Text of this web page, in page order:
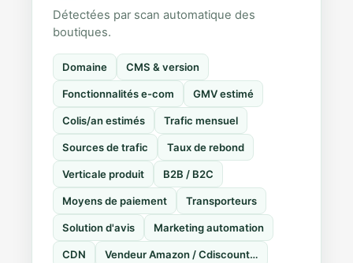
Détectées par scan automatique des
boutiques.
Domaine CMS & version
Fonctionnalités e-com GMV estimé
Colis/an estimés Trafic mensuel
Sources de trafic Taux de rebond
Verticale produit B2B / B2C
Moyens de paiement Transporteurs
Solution d'avis Marketing automation
CDN Vendeur Amazon / Cdiscount…